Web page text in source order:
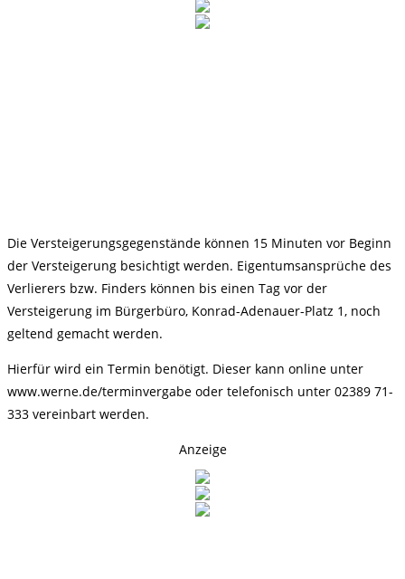
Die Versteigerungsgegenstände können 15 Minuten vor Beginn
der Versteigerung besichtigt werden. Eigentumsansprüche des
Verlierers bzw. Finders können bis einen Tag vor der
Versteigerung im Bürgerbüro, Konrad-Adenauer-Platz 1, noch
geltend gemacht werden.
Hierfür wird ein Termin benötigt. Dieser kann online unter
www.werne.de/terminvergabe oder telefonisch unter 02389 71-
333 vereinbart werden.
Anzeige